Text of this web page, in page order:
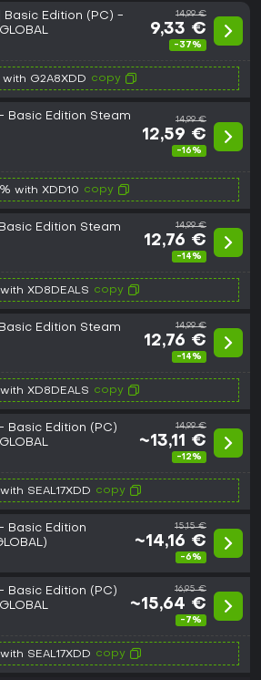
Basic Edition (PC) -
14,99 €
9,33 €
-37%
G2A8XDD copy
Basic Edition Steam
14,99 €
12,59 €
-16%
with XDD10 copy
Edition Steam
14,99 €
12,76 €
-14%
XD8DEALS copy
Edition Steam
14,99 €
12,76 €
-14%
XD8DEALS copy
Basic Edition (PC)
14,99 €
~13,11 €
-12%
SEAL17XDD copy
Basic Edition
15,15 €
~14,16 €
-6%
Basic Edition (PC)
16,95 €
~15,64 €
-7%
SEAL17XDD copy